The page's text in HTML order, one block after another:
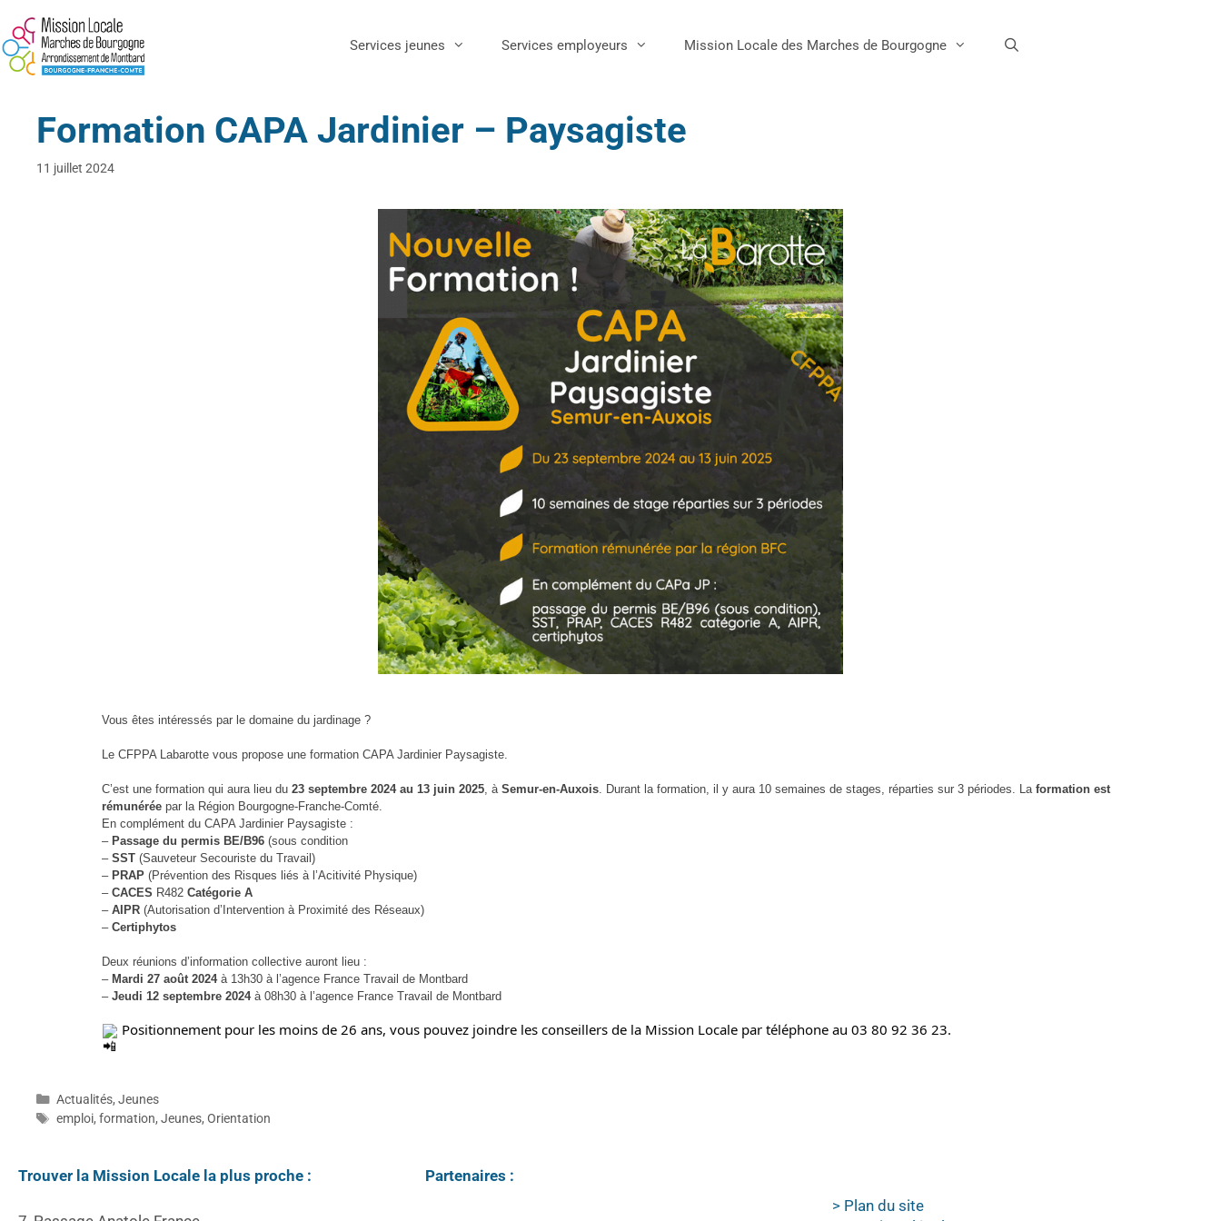
Services jeunes Services employeurs Mission Locale des Marches de Bourgogne
Formation CAPA Jardinier – Paysagiste
11 juillet 2024
Vous êtes intéressés par le domaine du jardinage ?
Le CFPPA Labarotte vous propose une formation CAPA Jardinier Paysagiste.
C’est une formation qui aura lieu du 23 septembre 2024 au 13 juin 2025, à Semur-en-Auxois. Durant la formation, il y aura 10 semaines de stages, réparties sur 3 périodes. Laformation est
rémunérée par la Région Bourgogne-Franche-Comté.
En complément du CAPA Jardinier Paysagiste :
– Passage du permis BE/B96 (sous condition
– SST (Sauveteur Secouriste du Travail)
– PRAP (Prévention des Risques liés à l’Acitivité Physique)
– CACES R482 Catégorie A
– AIPR (Autorisation d’Intervention à Proximité des Réseaux)
– Certiphytos
Deux réunions d’information collective auront lieu :
– Mardi 27 août 2024à 13h30 à l’agence France Travail de Montbard
– Jeudi 12 septembre 2024à 08h30 à l’agence France Travail de Montbard
Positionnement pour les moins de 26 ans, vous pouvez joindre les conseillers de la Mission Locale par téléphone au 03 80 92 36 23.
Actualités, Jeunes
emploi, formation, Jeunes, Orientation
Trouver la Mission Locale la plus proche :
Partenaires :
> Plan du site